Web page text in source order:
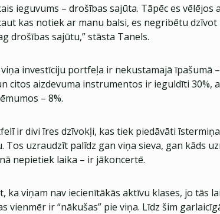
ieguvums – drošības sajūta. Tāpēc es
kas notiek ar manu balsi, es negribētu dzīvot
drošības sajūtu,” stāsta Tanels.
investīciju portfeļa ir nekustamajā īpašumā
citos aizdevuma instrumentos ir ieguldīti 30%,
– 8%.
ir divi īres dzīvokļi, kas tiek piedāvāti
Tos uzraudzīt palīdz gan viņa sieva, gan kāds
nepietiek laika – ir jākoncertē.
ka viņam nav iecienītākās aktīvu klases, jo tās
vienmēr ir “nākušas” pie viņa. Līdz šim